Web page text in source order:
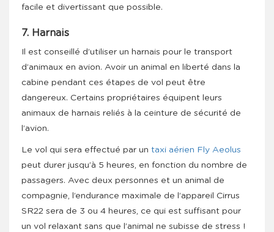
facile et divertissant que possible.
7. Harnais
Il est conseillé d’utiliser un harnais pour le transport
d’animaux en avion. Avoir un animal en liberté dans la
cabine pendant ces étapes de vol peut être
dangereux. Certains propriétaires équipent leurs
animaux de harnais reliés à la ceinture de sécurité de
l’avion.
Le vol qui sera effectué par un taxi aérien Fly Aeolus
peut durer jusqu’à 5 heures, en fonction du nombre de
passagers. Avec deux personnes et un animal de
compagnie, l’endurance maximale de l’appareil Cirrus
SR22 sera de 3 ou 4 heures, ce qui est suffisant pour
un vol relaxant sans que l’animal ne subisse de stress !